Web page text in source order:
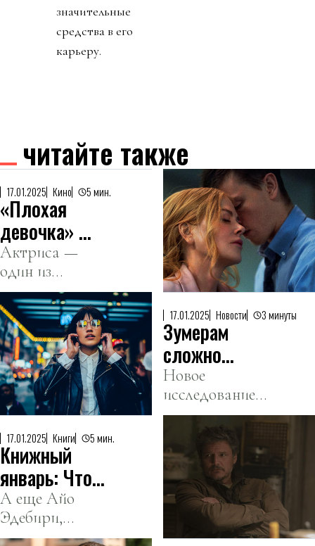
значительные
средства в его
карьеру.
читайте также
17.01.2025 Кино 5 мин.
«Плохая
девочка» —
каким вышел
новый
эротический
триллер с
Николь
Кидман
Актриса —
один из
главных
фаворитов
«оскаровской»
гонки.
17.01.2025 Новости 3 минуты
Зумерам
сложно
найти общий
язык со
старшим
поколением
— ученые
Новое
исследование
выявило
особенности
поведенческого
характера
поколения Z.
17.01.2025 Книги 5 мин.
Книжный
январь: Что
читают
Педро
А еще Айо
Эдебири,
которая Сидни